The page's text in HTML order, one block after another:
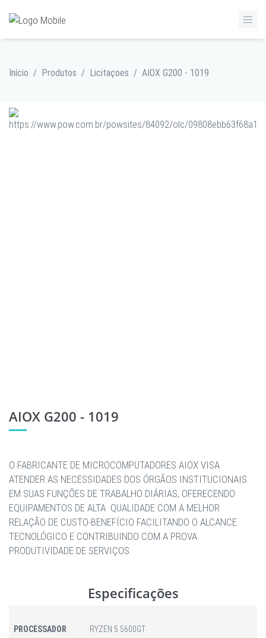
Início / Produtos / Licitaçoes / AIOX G200 - 1019
AIOX G200 - 1019
O FABRICANTE DE MICROCOMPUTADORES AIOX VISA
ATENDER AS NECESSIDADES DOS ÓRGÃOS INSTITUCIONAIS
EM SUAS FUNÇÕES DE TRABALHO DIÁRIAS, OFERECENDO
EQUIPAMENTOS DE ALTA QUALIDADE COM A MELHOR
RELAÇÃO DE CUSTO-BENEFÍCIO FACILITANDO O ALCANCE
TECNOLÓGICO E CONTRIBUINDO COM A PROVA
PRODUTIVIDADE DE SERVIÇOS.
Especificações
PROCESSADOR RYZEN 5 5600GT